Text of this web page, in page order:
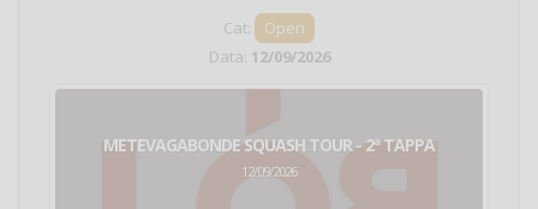
Cat:
Open
Data: 12/09/2026
METEVAGABONDE SQUASH TOUR - 2ª TAPPA
12/09/2026